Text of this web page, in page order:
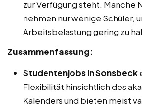
zur Verfügung steht. Manche
nehmen nur wenige Schüler,
Arbeitsbelastung gering zu
Zusammenfassung:
Studentenjobs in Sonsbeck
Flexibilität hinsichtlich des
Kalenders und bieten meist